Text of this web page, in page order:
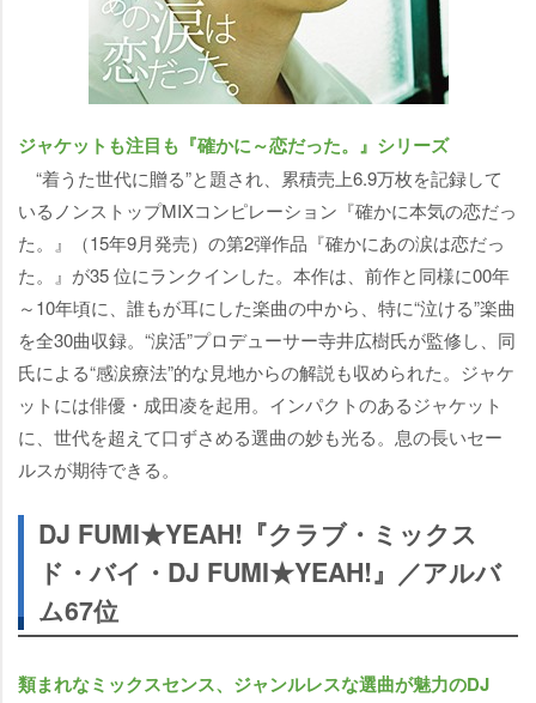
ジャケットも注目も『確かに～恋だった。』シリーズ
“着うた世代に贈る”と題され、累積売上6.9万枚を記録して
いるノンストップMIXコンピレーション『確かに本気の恋だっ
た。』（15年9月発売）の第2弾作品『確かにあの涙は恋だっ
た。』が35 位にランクインした。本作は、前作と同様に00年
～10年頃に、誰もが耳にした楽曲の中から、特に“泣ける”楽曲
を全30曲収録。“涙活”プロデューサー寺井広樹氏が監修し、同
氏による“感涙療法”的な見地からの解説も収められた。ジャケ
ットには俳優・成田凌を起用。インパクトのあるジャケット
に、世代を超えて口ずさめる選曲の妙も光る。息の長いセー
ルスが期待できる。
DJ FUMI★YEAH!『クラブ・ミックス
ド・バイ・DJ FUMI★YEAH!』／アルバ
ム67位
類まれなミックスセンス、ジャンルレスな選曲が魅力のDJ